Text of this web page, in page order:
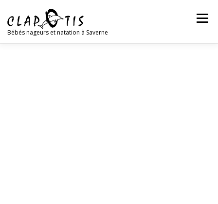
Bébés nageurs et natation à Saverne
Menu